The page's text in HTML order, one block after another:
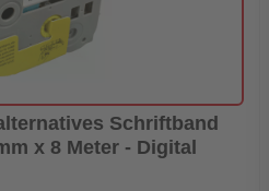
Schriftband
x 8 Meter - Digital